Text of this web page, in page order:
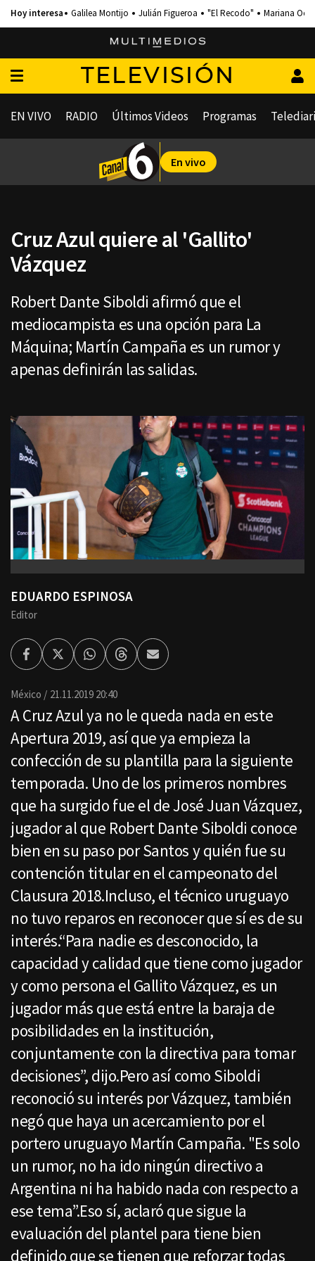
Galilea Montijo Julián Figueroa "El Recodo" Mariana
TELEVISIÓN
EN VIVO RADIO Últimos Videos Programas
En vivo
Cruz Azul quiere al 'Gallito'
Vázquez
Robert Dante Siboldi afirmó que el
mediocampista es una opción para La
Máquina; Martín Campaña es un rumor y
apenas definirán las salidas.
EDUARDO ESPINOSA
Editor
FacebookTwitterWhatsappThreadsEnviar
por
México 21.11.2019 20:40
A Cruz Azul ya no le queda nada en este
Apertura 2019, así que ya empieza la
confección de su plantilla para la siguiente
temporada. Uno de los primeros nombres
que ha surgido fue el de José Juan Vázquez,
jugador al que Robert Dante Siboldi conoce
bien en su paso por Santos y quién fue su
contención titular en el campeonato del
Clausura 2018.Incluso, el técnico uruguayo
no tuvo reparos en reconocer que sí es de su
interés.“Para nadie es desconocido, la
capacidad y calidad que tiene como jugador
y como persona el Gallito Vázquez, es un
jugador más que está entre la baraja de
posibilidades en la institución,
conjuntamente con la directiva para tomar
decisiones”, dijo.Pero así como Siboldi
reconoció su interés por Vázquez, también
negó que haya un acercamiento por el
portero uruguayo Martín Campaña. "Es solo
un rumor, no ha ido ningún directivo a
Argentina ni ha habido nada con respecto a
ese tema”.Eso sí, aclaró que sigue la
evaluación del plantel para tiene bien
definido que se tienen que reforzar todas